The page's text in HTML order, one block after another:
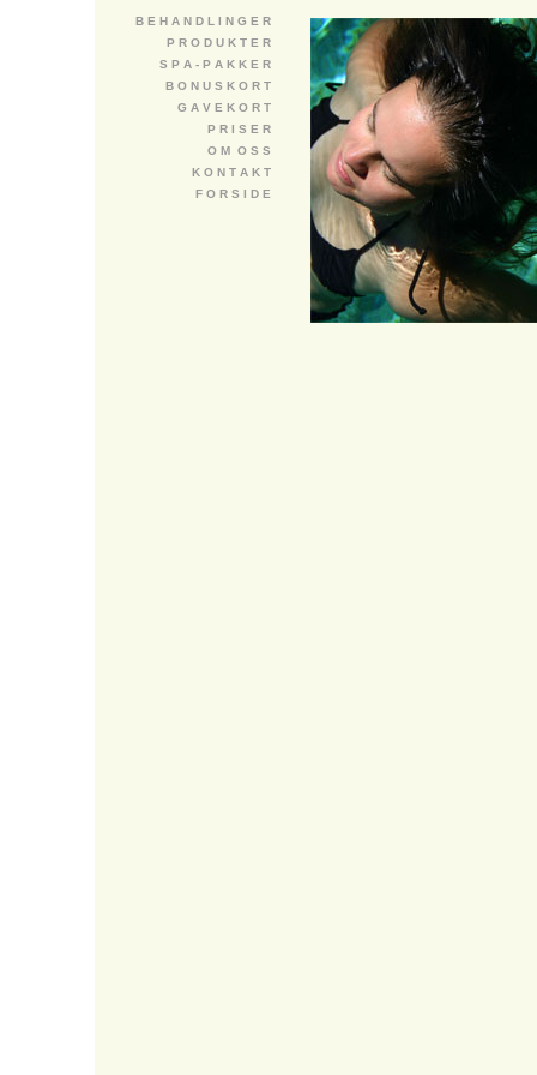
B E H A N D L I N G E R
P R O D U K T E R
S P A - P A K K E R
B O N U S K O R T
G A V E K O R T
P R I S E R
O M O S S
K O N T A K T
F O R S I D E